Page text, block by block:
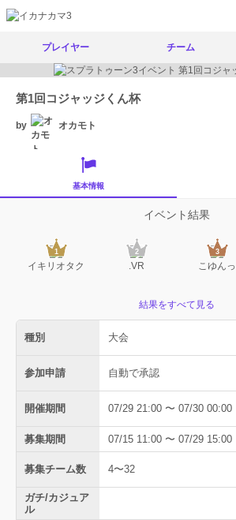
プレイヤー チーム
第1回コジャッジくん杯
by オカモト
基本情報
イベント結果
イキリオタク .VR
こゆんっ
結果をすべて見る
種別 大会
参加申請 自動で承認
開催期間 07/29 21:00 〜 07/30 00:00
募集期間 07/15 11:00 〜 07/29 15:00
募集チーム数 4〜32
ガチ/カジュア
ル